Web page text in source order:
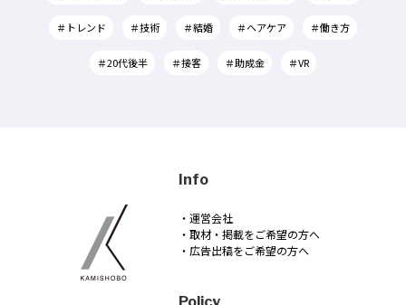
＃トレンド ＃技術 ＃結婚 ＃ヘアケア ＃働き方
＃20代後半 ＃接客 ＃助成金 ＃VR
Info
・運営会社
・取材・掲載をご希望の方へ
・広告出稿をご希望の方へ
Policy